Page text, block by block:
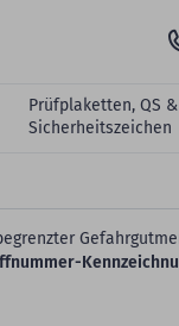
Prüfplaketten, QS &
Sicherheitszeichen